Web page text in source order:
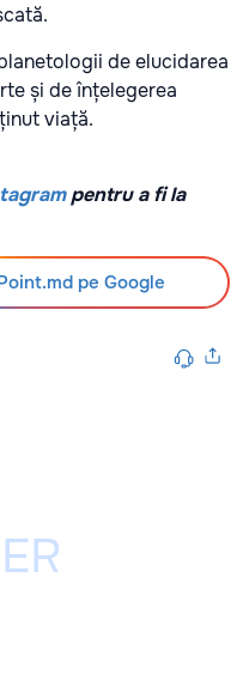
de elucidarea
și de înțelegerea
viață.
pentru a fi la
pe Google